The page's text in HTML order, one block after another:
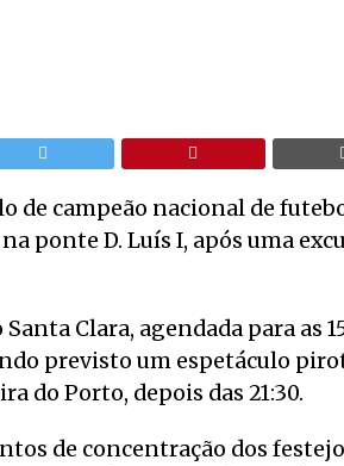
de campeão nacional de
ponte D. Luís I, após uma
Clara, agendada para as
previsto um espetáculo
do Porto, depois das 21:30.
de concentração dos